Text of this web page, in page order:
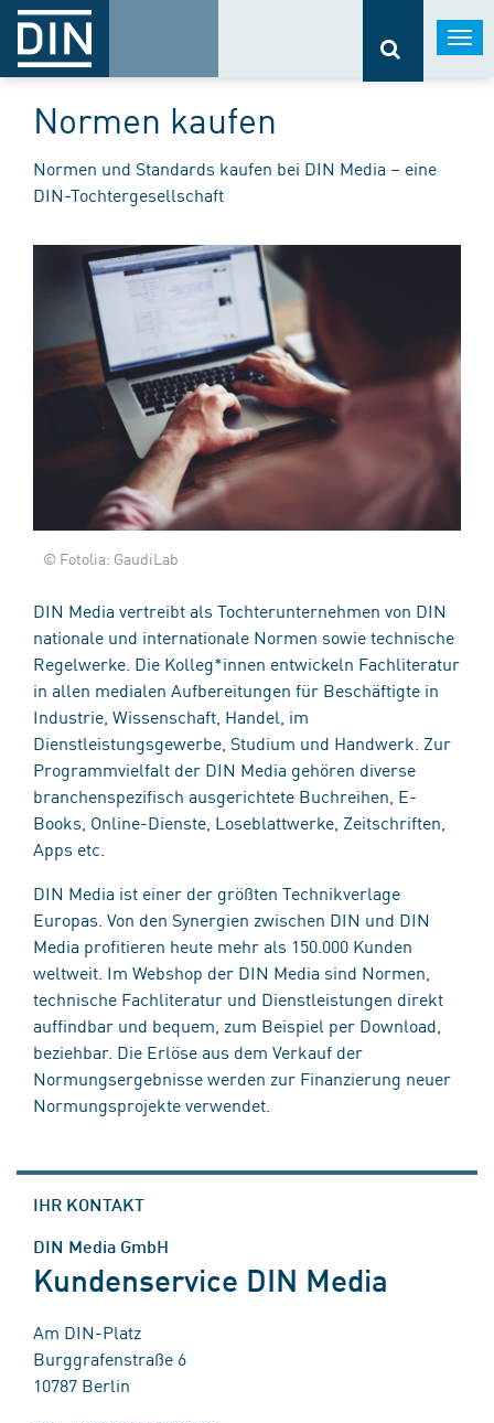
Normen kaufen
Normen und Standards kaufen bei DIN Media – eine
DIN-Tochtergesellschaft
© Fotolia: GaudiLab
DIN Media vertreibt als Tochterunternehmen von DIN
nationale und internationale Normen sowie technische
Regelwerke. Die Kolleg*innen entwickeln Fachliteratur
in allen medialen Aufbereitungen für Beschäftigte in
Industrie, Wissenschaft, Handel, im
Dienstleistungsgewerbe, Studium und Handwerk. Zur
Programmvielfalt der DIN Media gehören diverse
branchenspezifisch ausgerichtete Buchreihen, E-
Books, Online-Dienste, Loseblattwerke, Zeitschriften,
Apps etc.
DIN Media ist einer der größten Technikverlage
Europas. Von den Synergien zwischen DIN und DIN
Media profitieren heute mehr als 150.000 Kunden
weltweit. Im Webshop der DIN Media sind Normen,
technische Fachliteratur und Dienstleistungen direkt
auffindbar und bequem, zum Beispiel per Download,
beziehbar. Die Erlöse aus dem Verkauf der
Normungsergebnisse werden zur Finanzierung neuer
Normungsprojekte verwendet.
IHR KONTAKT
DIN Media GmbH
Kundenservice DIN Media
Am DIN-Platz
Burggrafenstraße 6
10787 Berlin